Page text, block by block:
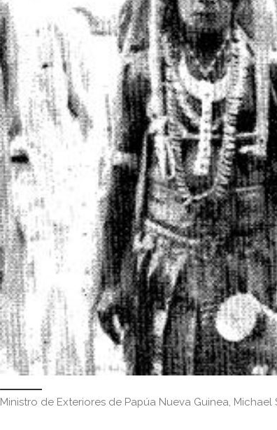
Ministro de Exteriores de Papúa Nueva Guinea, Michael